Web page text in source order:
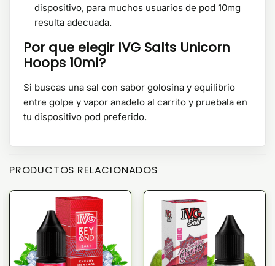
dispositivo, para muchos usuarios de pod 10mg
resulta adecuada.
Por que elegir IVG Salts Unicorn
Hoops 10ml?
Si buscas una sal con sabor golosina y equilibrio
entre golpe y vapor anadelo al carrito y pruebala en
tu dispositivo pod preferido.
PRODUCTOS RELACIONADOS